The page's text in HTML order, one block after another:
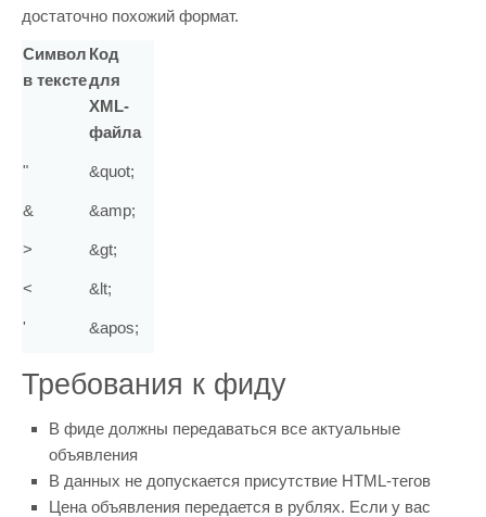
достаточно похожий формат.
Символ
в тексте
Код
для
XML-
файла
" &quot;
& &amp;
> &gt;
< &lt;
' &apos;
Требования к фиду
В фиде должны передаваться все актуальные
объявления
В данных не допускается присутствие HTML-тегов
Цена объявления передается в рублях. Если у вас